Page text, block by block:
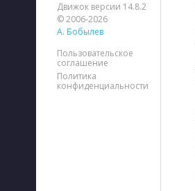
Движок версии 14.8.2
© 2006-2026
А. Бобылев
Пользовательское
соглашение
Политика
конфиденциальности